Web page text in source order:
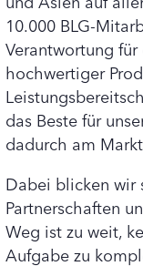
10.000 BLG-
Verantwortung
hochwertiger
das Beste für
dadurch am
Dabei blicken wir
Partnerschaften
Weg ist zu weit,
Aufgabe zu